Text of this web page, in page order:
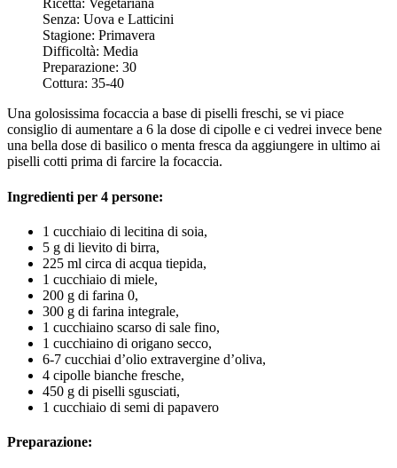
Ricetta: Vegetariana
Senza: Uova e Latticini
Stagione: Primavera
Difficoltà: Media
Preparazione: 30
Cottura: 35-40
Una golosissima focaccia a base di piselli freschi, se vi piace
consiglio di aumentare a 6 la dose di cipolle e ci vedrei invece bene
una bella dose di basilico o menta fresca da aggiungere in ultimo ai
piselli cotti prima di farcire la focaccia.
Ingredienti per 4 persone:
1 cucchiaio di lecitina di soia,
5 g di lievito di birra,
225 ml circa di acqua tiepida,
1 cucchiaio di miele,
200 g di farina 0,
300 g di farina integrale,
1 cucchiaino scarso di sale fino,
1 cucchiaino di origano secco,
6-7 cucchiai d’olio extravergine d’oliva,
4 cipolle bianche fresche,
450 g di piselli sgusciati,
1 cucchiaio di semi di papavero
Preparazione: